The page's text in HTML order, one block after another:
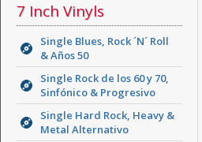
7 Inch Vinyls
Single Blues, Rock ´N´ Roll
& Años 50
Single Rock de los 60 y 70,
Sinfónico & Progresivo
Single Hard Rock, Heavy &
Metal Alternativo